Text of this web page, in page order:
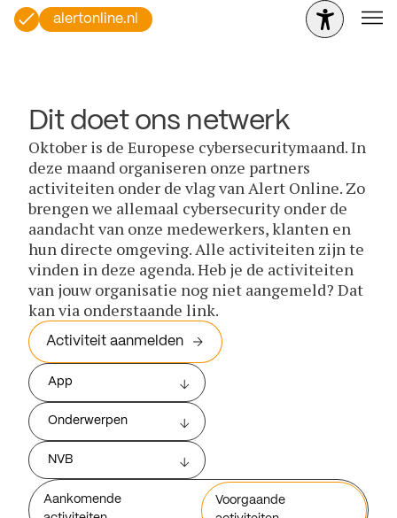
alertonline.nl
Dit doet ons netwerk
Oktober is de Europese cybersecuritymaand. In
deze maand organiseren onze partners
activiteiten onder de vlag van Alert Online. Zo
brengen we allemaal cybersecurity onder de
aandacht van onze medewerkers, klanten en
hun directe omgeving. Alle activiteiten zijn te
vinden in deze agenda. Heb je de activiteiten
van jouw organisatie nog niet aangemeld? Dat
kan via onderstaande link.
Activiteit aanmelden
App
Onderwerpen
NVB
Aankomende
Voorgaande